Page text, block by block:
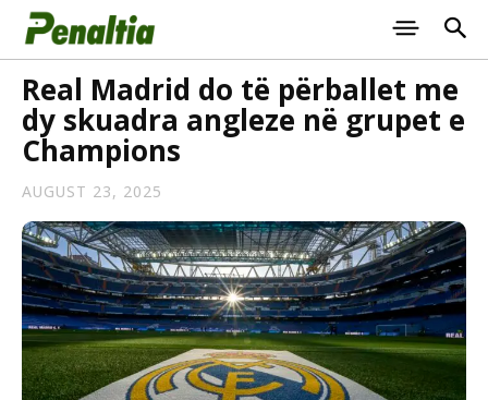
Real Madrid do të përballet me
dy skuadra angleze në grupet e
Champions
AUGUST 23, 2025